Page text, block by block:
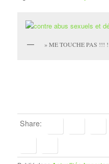
» ME TOUCHE PAS !!!
Share: